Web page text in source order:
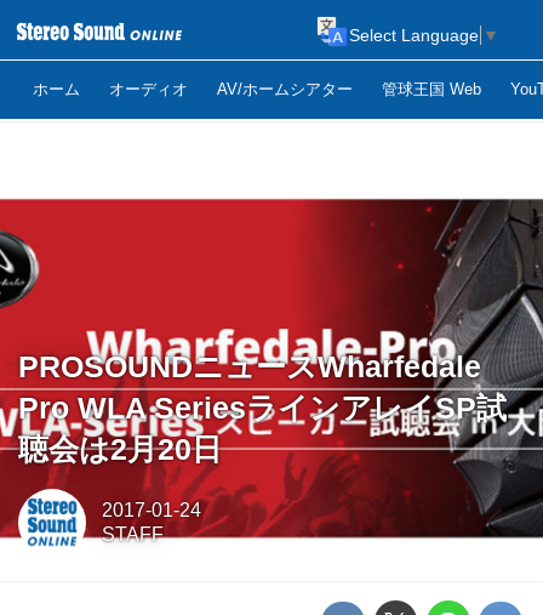
ホーム オーディオ AV/ホームシアター 管球王国 Web
Select Language ▼
PROSOUNDニュースWharfedale
Pro WLA SeriesラインアレイSP試
聴会は2月20日
2017-01-24
STAFF